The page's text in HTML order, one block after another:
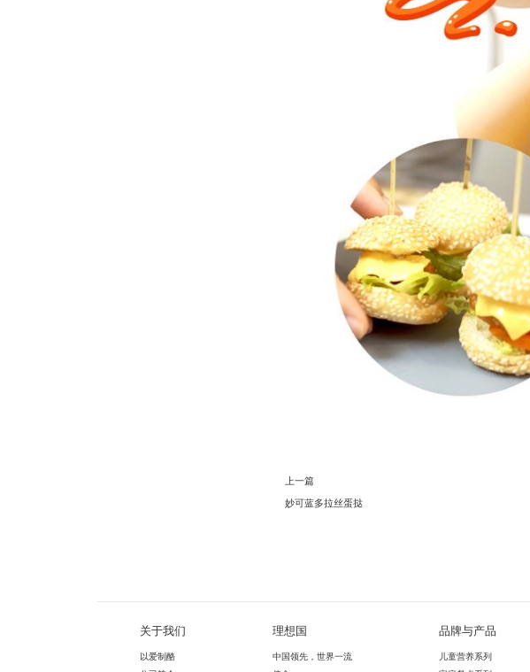
上一篇
妙可蓝多拉丝蛋挞
关于我们
以爱制酪
理想国
中国领先，世界一流
品牌与产品
儿童营养系列